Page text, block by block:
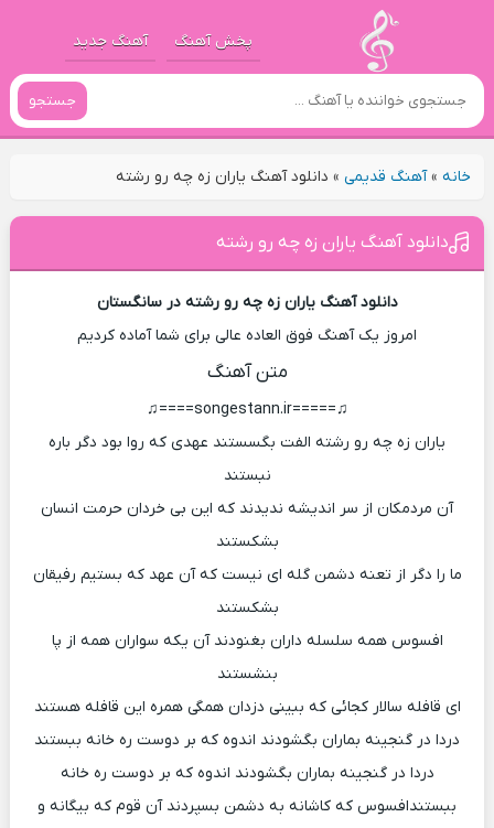
پخش آهنگ آهنگ جدید
جستجو
خانه»آهنگ قدیمی» دانلود آهنگ یاران زه چه رو رشته
دانلود آهنگ یاران زه چه رو رشته
دانلود آهنگ یاران زه چه رو رشته در سانگستان
امروز یک آهنگ فوق العاده عالی برای شما آماده کردیم
متن آهنگ
♫=====songestann.ir====♫
یاران زه چه رو رشته الفت بگسستند عهدی که روا بود دگر باره
نبستند
آن مردمکان از سر اندیشه ندیدند که این بی خردان حرمت انسان
بشکستند
ما را دگر از تعنه دشمن گله ای نیست که آن عهد که بستیم رفیقان
بشکستند
افسوس همه سلسله داران بغنودند آن یکه سواران همه از پا
بنشستند
ای قافله سالار کجائی که ببینی دزدان همگی همره این قافله هستند
دردا در گنجینه بماران بگشودند اندوه که بر دوست ره خانه ببستند
دردا در گنجینه بماران بگشودند اندوه که بر دوست ره خانه
ببستندافسوس که کاشانه به دشمن بسپردند آن قوم که بیگانه و